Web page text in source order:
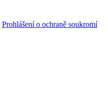
Prohlášení o ochraně soukromí